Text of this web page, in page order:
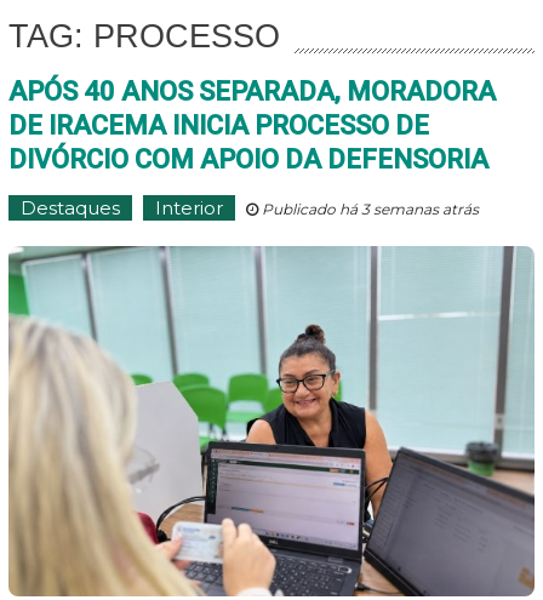
TAG: PROCESSO
APÓS 40 ANOS SEPARADA, MORADORA
DE IRACEMA INICIA PROCESSO DE
DIVÓRCIO COM APOIO DA DEFENSORIA
Destaques Interior Publicado há 3 semanas atrás